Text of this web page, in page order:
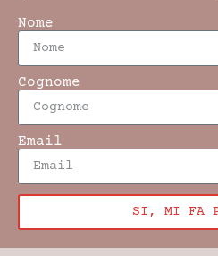
Nome
Cognome
Email
SI, MI FA